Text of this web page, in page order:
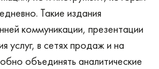
Такие издания
коммуникации, презентации
услуг, в сетях продаж и на
объединять аналитические